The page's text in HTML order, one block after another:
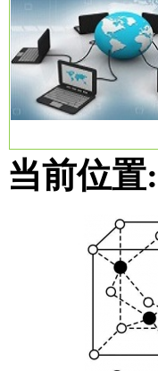
W
当前位置: